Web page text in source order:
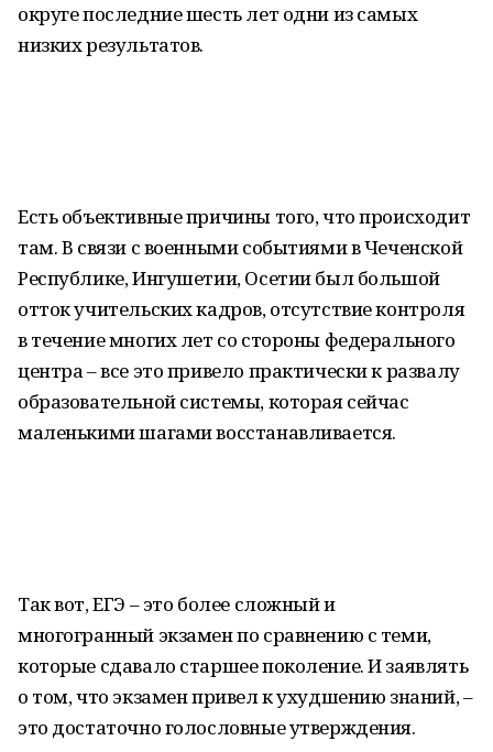
округе последние шесть лет одни из самых
низких результатов.
Есть объективные причины того, что происходит
там. В связи с военными событиями в Чеченской
Республике, Ингушетии, Осетии был большой
отток учительских кадров, отсутствие контроля
в течение многих лет со стороны федерального
центра – все это привело практически к развалу
образовательной системы, которая сейчас
маленькими шагами восстанавливается.
Так вот, ЕГЭ – это более сложный и
многогранный экзамен по сравнению с теми,
которые сдавало старшее поколение. И заявлять
о том, что экзамен привел к ухудшению знаний, –
это достаточно голословные утверждения.